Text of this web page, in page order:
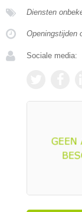
Diensten
Openingstijden
Sociale media: